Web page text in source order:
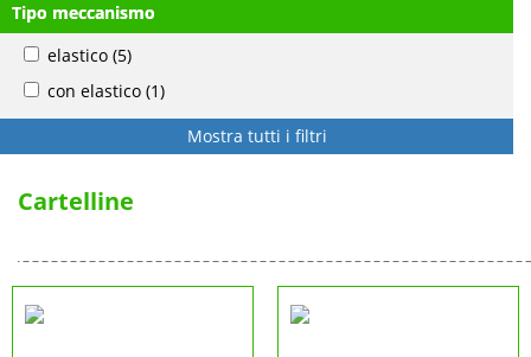
Tipo meccanismo
elastico (5)
con elastico (1)
Mostra tutti i filtri
Cartelline